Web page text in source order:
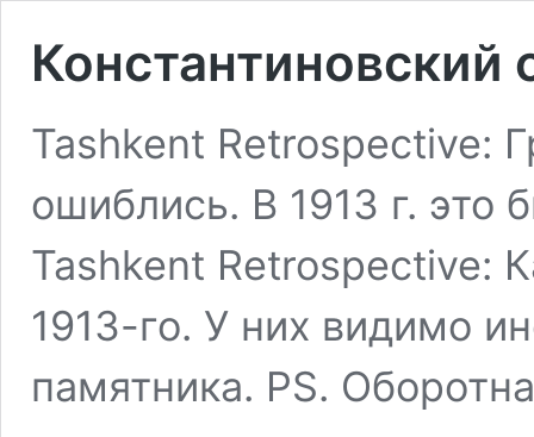
Константиновский
Tashkent Retrospective:
ошиблись. В 1913 г. это
Tashkent Retrospective:
1913-го. У них видимо
памятника. PS.